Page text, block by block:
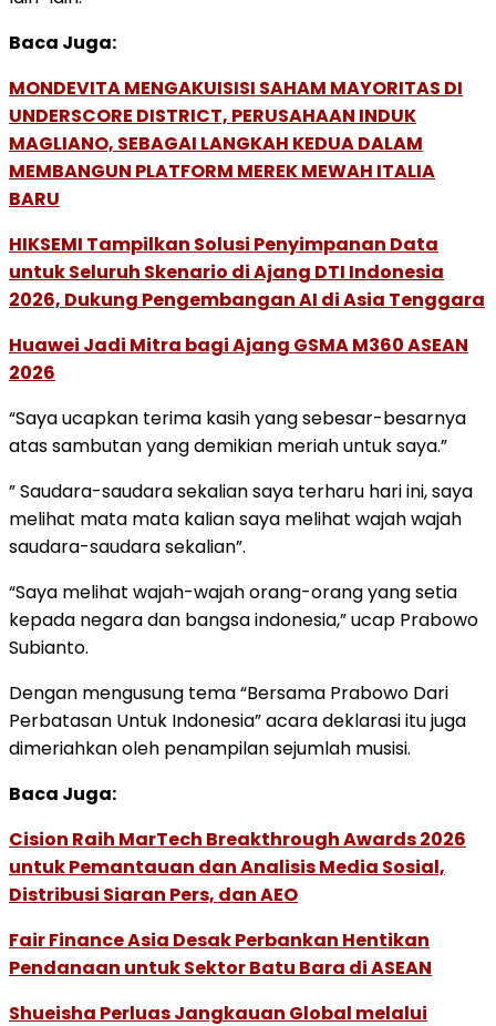
Baca Juga:
MONDEVITA MENGAKUISISI SAHAM MAYORITAS DI
UNDERSCORE DISTRICT, PERUSAHAAN INDUK
MAGLIANO, SEBAGAI LANGKAH KEDUA DALAM
MEMBANGUN PLATFORM MEREK MEWAH ITALIA
BARU
HIKSEMI Tampilkan Solusi Penyimpanan Data
untuk Seluruh Skenario di Ajang DTI Indonesia
2026, Dukung Pengembangan AI di Asia Tenggara
Huawei Jadi Mitra bagi Ajang GSMA M360 ASEAN
2026
“Saya ucapkan terima kasih yang sebesar-besarnya
atas sambutan yang demikian meriah untuk saya.”
” Saudara-saudara sekalian saya terharu hari ini, saya
melihat mata mata kalian saya melihat wajah wajah
saudara-saudara sekalian”.
“Saya melihat wajah-wajah orang-orang yang setia
kepada negara dan bangsa indonesia,” ucap Prabowo
Subianto.
Dengan mengusung tema “Bersama Prabowo Dari
Perbatasan Untuk Indonesia” acara deklarasi itu juga
dimeriahkan oleh penampilan sejumlah musisi.
Baca Juga:
Cision Raih MarTech Breakthrough Awards 2026
untuk Pemantauan dan Analisis Media Sosial,
Distribusi Siaran Pers, dan AEO
Fair Finance Asia Desak Perbankan Hentikan
Pendanaan untuk Sektor Batu Bara di ASEAN
Shueisha Perluas Jangkauan Global melalui